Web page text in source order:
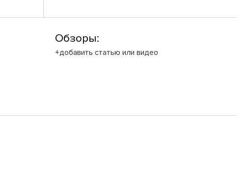
Обзоры:
+добавить статью или видео